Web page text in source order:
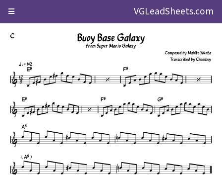
VGLeadSheets.com